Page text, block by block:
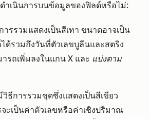
ำเนินการบนข้อมูลของฟิลด์หรือไม่:
รรวมแสดงเป็นสีเทา ขนาดอาจเป็น
ด้รวมถึงวันที่ตัวเลขบูลีนและสตริง
รถเพิ่มลงในแกน X และ แบ่งตาม
ธีการรวมชุดซึ่งแสดงเป็นสีเขียว
ะเป็นค่าตัวเลขหรือค่าเชิงปริมาณ